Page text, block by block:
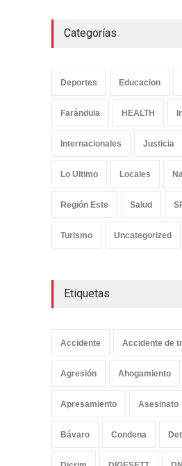
Categorías
Deportes Educacion
Farándula HEALTH
Internacionales Justicia
Lo Ultimo Locales
Región Este Salud
Turismo Uncategorized
Etiquetas
Accidente Accidente de
Agresión Ahogamiento
Apresamiento Asesinato
Bávaro Condena